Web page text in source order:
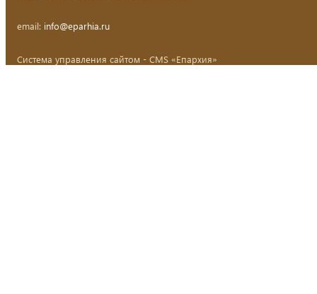
email: info@eparhia.ru
Система управления сайтом - CMS «Епархия»